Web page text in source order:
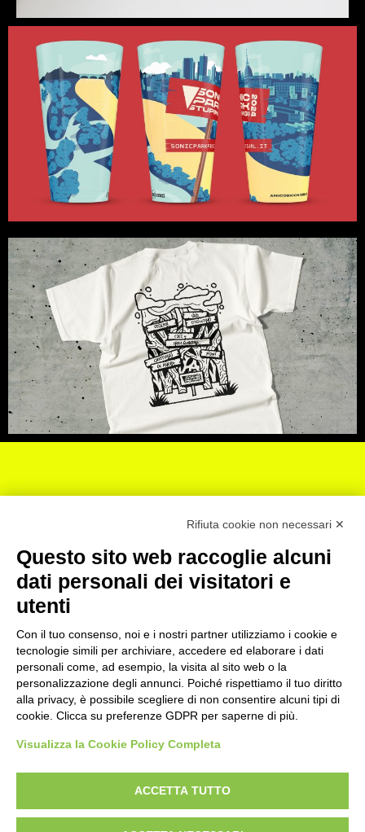
Hai in mente un
progetto da
realizzare ma non
sai da dove
partire? Ti
aiutiamo noi!
Rifiuta cookie non necessari ✕
Questo sito web raccoglie alcuni
dati personali dei visitatori e
utenti
Con il tuo consenso, noi e i nostri partner utilizziamo i cookie e
tecnologie simili per archiviare, accedere ed elaborare i dati
personali come, ad esempio, la visita al sito web o la
personalizzazione degli annunci. Poiché rispettiamo il tuo diritto
alla privacy, è possibile scegliere di non consentire alcuni tipi di
cookie. Clicca su preferenze GDPR per saperne di più.
Visualizza la Cookie Policy Completa
ACCETTA TUTTO